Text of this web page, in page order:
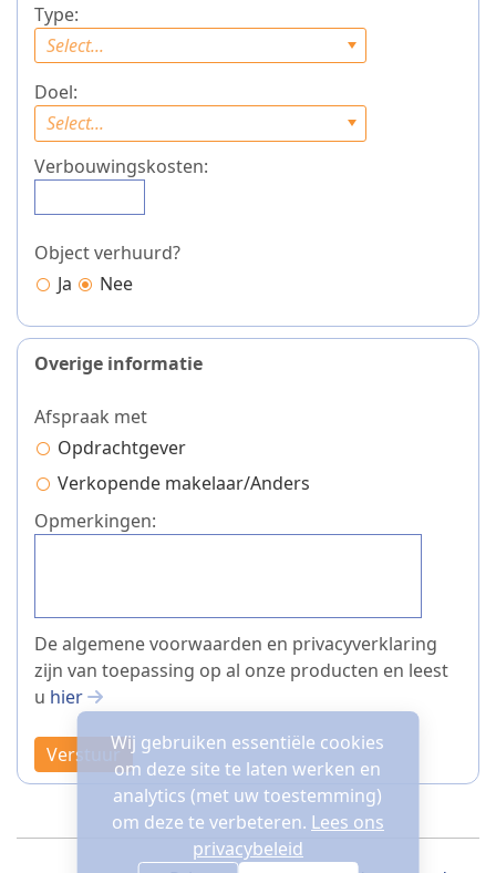
Type:
Select...
Doel:
Select...
Verbouwingskosten:
Object verhuurd?
Ja
Nee
Overige informatie
Afspraak met
Opdrachtgever
Verkopende makelaar/Anders
Opmerkingen:
De algemene voorwaarden en privacyverklaring
zijn van toepassing op al onze producten en leest
u hier
Verstuur
Wij gebruiken essentiële cookies
om deze site te laten werken en
analytics (met uw toestemming)
om deze te verbeteren. Lees ons
privacybeleid